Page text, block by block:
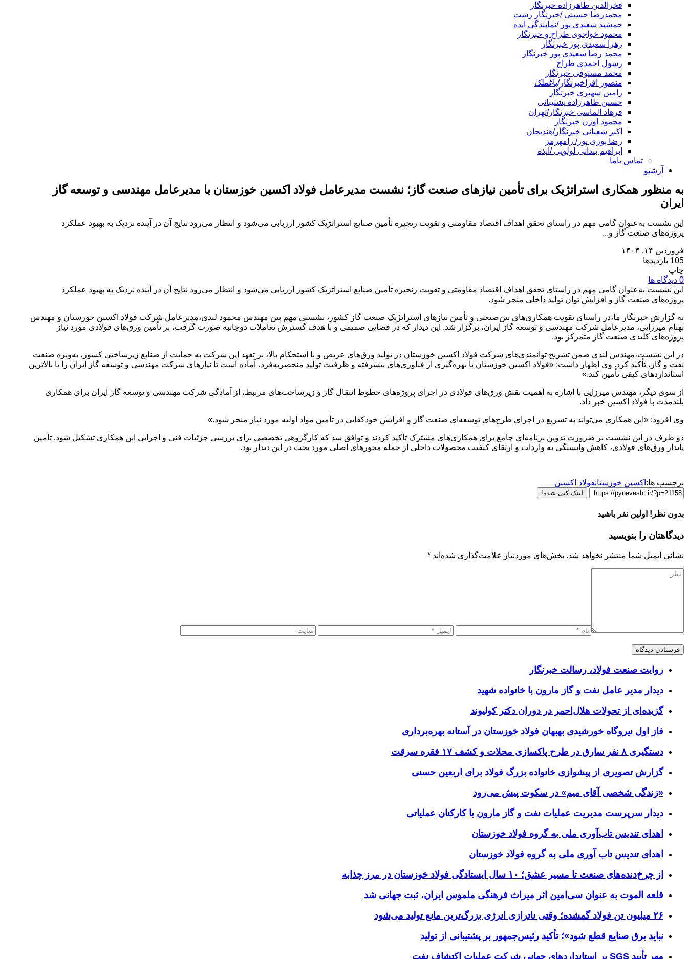
فخرالدین طاهرزاده خبرنگار
محمدرضا حسینی /خبرنگار رشت
جمشید سعیدی پور /نمایندگی ایذه
محمود خواجوی طراح و خبرنگار
زهرا سعیدی پور خبرنگار
محمد رضا سعیدی پور خبرنگار
رسول احمدی طراح
محمد مستوفی خبرنگار
منصور افراخبرنگار/باغملک
رامین شهپری خبرنگار
حسین طاهرزاده پشتیبانی
فرهاد الماسی خبرنگار/تهران
محمود اوژن خبرنگار
اکبر شعبانی خبرنگار/هندیجان
رضا بوری پور/ رامهرمز
ابراهیم بندانی لولویی /ایذه
تماس باما
آرشیو
به منظور همکاری استراتژیک برای تأمین نیازهای صنعت گاز؛ نشست مدیرعامل فولاد اکسین خوزستان با مدیرعامل مهندسی و توسعه گاز
ایران
این نشست به‌عنوان گامی مهم در راستای تحقق اهداف اقتصاد مقاومتی و تقویت زنجیره تأمین صنایع استراتژیک کشور ارزیابی می‌شود و انتظار می‌رود نتایج آن در آینده نزدیک به بهبود عملکرد
پروژه‌های صنعت گاز و...
فروردین ۱۴, ۱۴۰۴
105 بازدیدها
چاپ
0 دیدگاه ها
این نشست به‌عنوان گامی مهم در راستای تحقق اهداف اقتصاد مقاومتی و تقویت زنجیره تأمین صنایع استراتژیک کشور ارزیابی می‌شود و انتظار می‌رود نتایج آن در آینده نزدیک به بهبود عملکرد
پروژه‌های صنعت گاز و افزایش توان تولید داخلی منجر شود.
به گزارش خبرنگار ما،در راستای تقویت همکاری‌های بین‌صنعتی و تأمین نیازهای استراتژیک صنعت گاز کشور، نشستی مهم بین مهندس محمود لندی،مدیرعامل شرکت فولاد اکسین خوزستان و مهندس
بهنام میرزایی، مدیرعامل شرکت مهندسی و توسعه گاز ایران، برگزار شد. این دیدار که در فضایی صمیمی و با هدف گسترش تعاملات دوجانبه صورت گرفت، بر تأمین ورق‌های فولادی مورد نیاز
پروژه‌های کلیدی صنعت گاز متمرکز بود.
در این نشست،مهندس لندی ضمن تشریح توانمندی‌های شرکت فولاد اکسین خوزستان در تولید ورق‌های عریض و با استحکام بالا، بر تعهد این شرکت به حمایت از صنایع زیرساختی کشور، به‌ویژه صنعت
نفت و گاز، تأکید کرد. وی اظهار داشت: «فولاد اکسین خوزستان با بهره‌گیری از فناوری‌های پیشرفته و ظرفیت تولید منحصربه‌فرد، آماده است تا نیازهای شرکت مهندسی و توسعه گاز ایران را با بالاترین
استانداردهای کیفی تأمین کند.»
از سوی دیگر، مهندس میرزایی با اشاره به اهمیت نقش ورق‌های فولادی در اجرای پروژه‌های خطوط انتقال گاز و زیرساخت‌های مرتبط، از آمادگی شرکت مهندسی و توسعه گاز ایران برای همکاری
بلندمدت با فولاد اکسین خبر داد.
وی افزود: «این همکاری می‌تواند به تسریع در اجرای طرح‌های توسعه‌ای صنعت گاز و افزایش خودکفایی در تأمین مواد اولیه مورد نیاز منجر شود.»
دو طرف در این نشست بر ضرورت تدوین برنامه‌ای جامع برای همکاری‌های مشترک تأکید کردند و توافق شد که کارگروهی تخصصی برای بررسی جزئیات فنی و اجرایی این همکاری تشکیل شود. تأمین
پایدار ورق‌های فولادی، کاهش وابستگی به واردات و ارتقای کیفیت محصولات داخلی از جمله محورهای اصلی مورد بحث در این دیدار بود.
برچسب ها: اکسین خوزستانفولاد اکسین
لینک کپی شده!
بدون نظر! اولین نفر باشید
دیدگاهتان را بنویسید
نشانی ایمیل شما منتشر نخواهد شد. بخش‌های موردنیاز علامت‌گذاری شده‌اند *
روایت صنعت فولاد،‌ رسالت خبرنگار
دیدار مدیر عامل نفت و گاز مارون با خانواده شهید
گزیده‌ای از تحولات هلال‌احمر در دوران دکتر کولیوند
فاز اول نیروگاه خورشیدی بهبهان فولاد خوزستان در آستانه بهره‌برداری
دستگیری ۸ نفر سارق در طرح پاکسازی محلات و کشف ۱۷ فقره سرقت
گزارش تصویری از پیشوازی خانواده بزرگ فولاد برای اربعین حسنی
«زندگی شخصی آقای میم» در سکوت پیش می‌رود
دیدار سرپرست مدیریت عملیات نفت و گاز مارون با کارکنان عملیاتی
اهدای تندیس تاب‌آوری ملی به گروه فولاد خوزستان
اهدای تندیس تاب آوری ملی به گروه فولاد خوزستان
از چرخ‌دنده‌های صنعت تا مسیر عشق؛ ۱۰ سال ایستادگی فولاد خوزستان در مرز چذابه
قلعه الموت به عنوان سی‌امین اثر میراث‌ فرهنگی ملموس ایران، ثبت جهانی شد
۲۶ میلیون تن فولاد گمشده؛ وقتی ناترازی انرژی بزرگ‌ترین مانع تولید می‌شود
نباید برق صنایع قطع شود»؛ تأکید رئیس‌جمهور بر پشتیبانی از تولید
مهر تأیید SGS بر استانداردهای جهانیِ شرکت عملیات اکتشاف نفت